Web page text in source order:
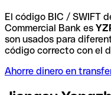
El código BIC / SWIFT
Commercial Bank es
son usados para
código correcto con el
Ahorre dinero en